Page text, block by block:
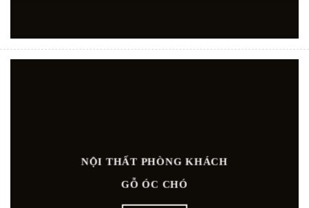
NỘI THẤT PHÒNG KHÁCH
GỖ ÓC CHÓ